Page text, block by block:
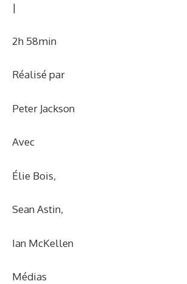
|
2h 58min
Réalisé par
Peter Jackson
Avec
Élie Bois,
Sean Astin,
Ian McKellen
Médias